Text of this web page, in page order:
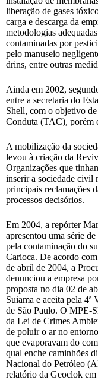
liberação de gases
carga e descarga da
metodologias
contaminadas por
pelo manuseio
drins, entre outras
Ainda em 2002,
entre a secretaria do
Shell, com o objetivo
Conduta (TAC), porém
A mobilização da
levou à criação da
Organizações que
inserir a sociedade civil
principais reclamações
processos decisórios.
Em 2004, a repórter
apresentou uma série
pela contaminação do
Carioca. De acordo
de abril de 2004, a
denunciou a empresa
proposta no dia 02 de
Suiama e aceita pela
de São Paulo. O MPE-
da Lei de Crimes
de poluir o ar no
que evaporavam do
qual enche caminhões
Nacional do Petróleo
relatório da Geoclok em